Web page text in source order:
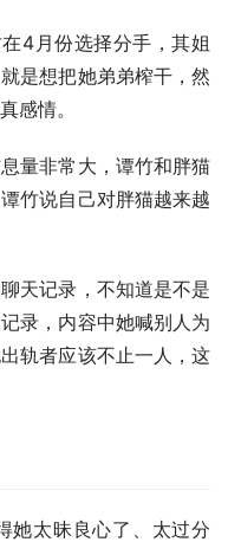
4月份选择分手，其姐
是想把她弟弟榨干，然
感情。
量非常大，谭竹和胖猫
竹说自己对胖猫越来越
天记录，不知道是不是
录，内容中她喊别人为
轨者应该不止一人，这
她太昧良心了、太过分